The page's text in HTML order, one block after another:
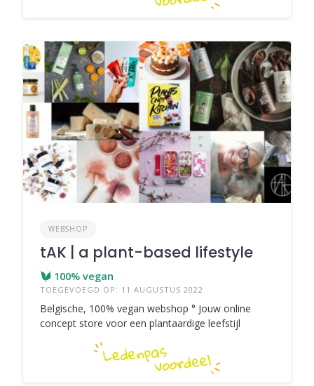
WEBSHOP
tAK | a plant-based lifestyle
100% vegan
TOEGEVOEGD OP: 11 AUGUSTUS 2022
Belgische, 100% vegan webshop ° Jouw online
concept store voor een plantaardige leefstijl